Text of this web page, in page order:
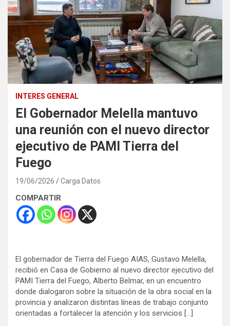
INTERES GENERAL
El Gobernador Melella mantuvo
una reunión con el nuevo director
ejecutivo de PAMI Tierra del
Fuego
19/06/2026 Carga Datos
COMPARTIR
El gobernador de Tierra del Fuego AIAS, Gustavo Melella,
recibió en Casa de Gobierno al nuevo director ejecutivo del
PAMI Tierra del Fuego, Alberto Belmar, en un encuentro
donde dialogaron sobre la situación de la obra social en la
provincia y analizaron distintas líneas de trabajo conjunto
orientadas a fortalecer la atención y los servicios […]